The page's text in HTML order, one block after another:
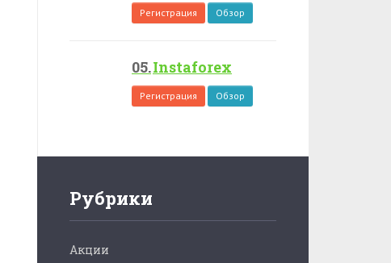
Регистрация Обзор
Instaforex
Регистрация Обзор
Рубрики
Акции